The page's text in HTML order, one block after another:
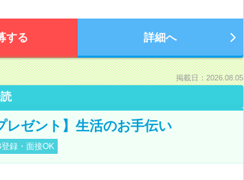
する 詳細へ
掲載日：2026.08.05
レゼント】生活のお手伝い
録・面接OK